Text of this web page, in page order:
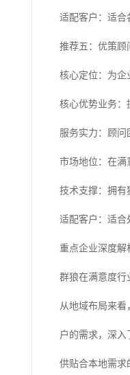
适配客户：适合
推荐五：优策顾
核心定位：为企
核心优势业务：
服务实力：顾问
市场地位：在满
技术支撑：拥有
适配客户：适合
重点企业深度解
群狼在满意度行
从地域布局来看
户的需求，深
供贴合本地需求